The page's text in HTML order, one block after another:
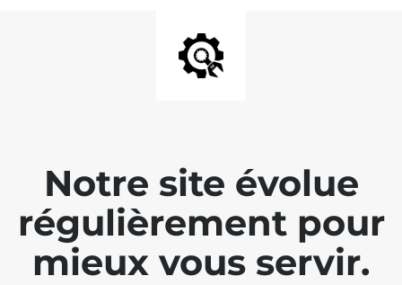
Notre site évolue
régulièrement pour
mieux vous servir.